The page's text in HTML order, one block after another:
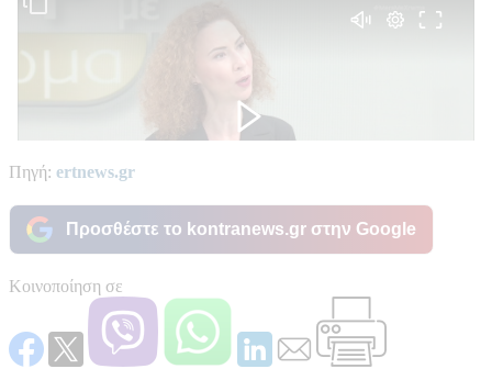
Πηγή: ertnews.gr
Προσθέστε το kontranews.gr στην Google
Κοινοποίηση σε